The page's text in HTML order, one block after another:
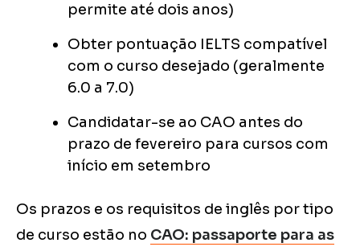
permite até dois anos)
Obter pontuação IELTS compatível
com o curso desejado (geralmente
6.0 a 7.0)
Candidatar-se ao CAO antes do
prazo de fevereiro para cursos com
início em setembro
Os prazos e os requisitos de inglês por tipo
de curso estão no CAO: passaporte para as